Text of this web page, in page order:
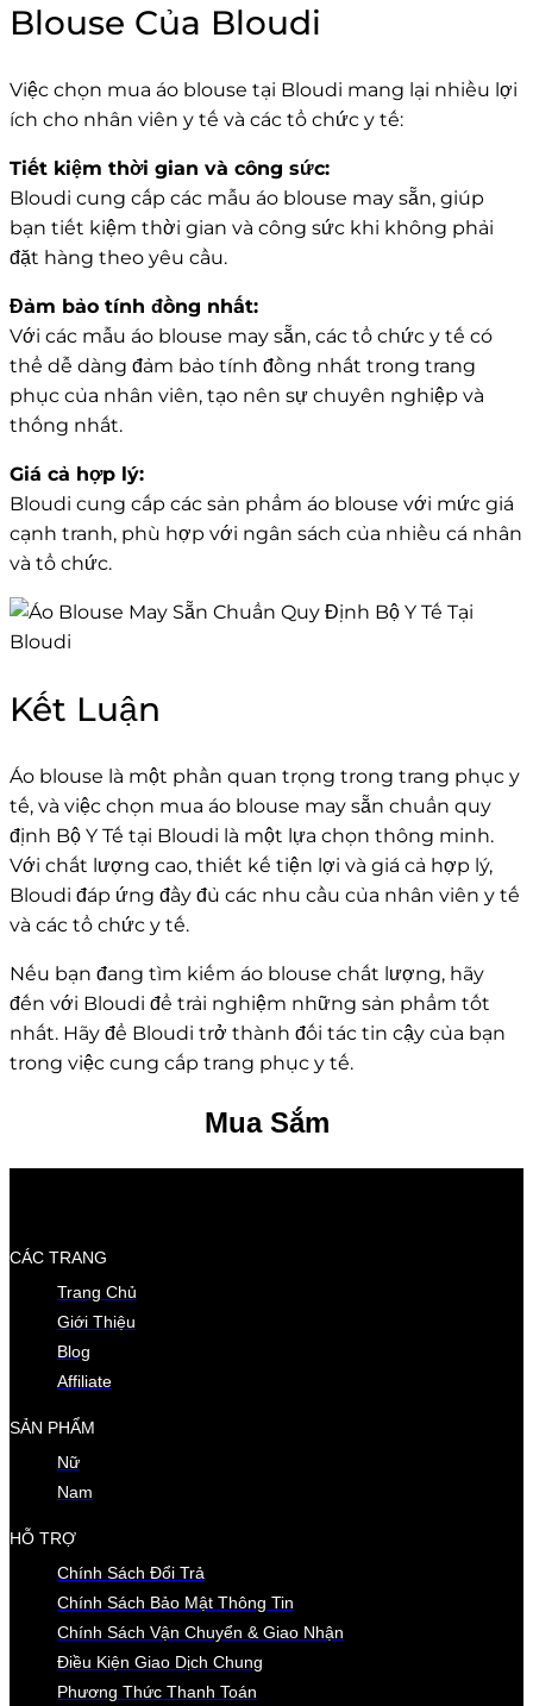
Blouse Của Bloudi
Việc chọn mua áo blouse tại Bloudi mang lại nhiều lợi
ích cho nhân viên y tế và các tổ chức y tế:
Tiết kiệm thời gian và công sức:
Bloudi cung cấp các mẫu áo blouse may sẵn, giúp
bạn tiết kiệm thời gian và công sức khi không phải
đặt hàng theo yêu cầu.
Đảm bảo tính đồng nhất:
Với các mẫu áo blouse may sẵn, các tổ chức y tế có
thể dễ dàng đảm bảo tính đồng nhất trong trang
phục của nhân viên, tạo nên sự chuyên nghiệp và
thống nhất.
Giá cả hợp lý:
Bloudi cung cấp các sản phẩm áo blouse với mức giá
cạnh tranh, phù hợp với ngân sách của nhiều cá nhân
và tổ chức.
Kết Luận
Áo blouse là một phần quan trọng trong trang phục y
tế, và việc chọn mua áo blouse may sẵn chuẩn quy
định Bộ Y Tế tại Bloudi là một lựa chọn thông minh.
Với chất lượng cao, thiết kế tiện lợi và giá cả hợp lý,
Bloudi đáp ứng đầy đủ các nhu cầu của nhân viên y tế
và các tổ chức y tế.
Nếu bạn đang tìm kiếm áo blouse chất lượng, hãy
đến với Bloudi để trải nghiệm những sản phẩm tốt
nhất. Hãy để Bloudi trở thành đối tác tin cậy của bạn
trong việc cung cấp trang phục y tế.
Mua Sắm
CÁC TRANG
Trang Chủ
Giới Thiệu
Blog
Affiliate
SẢN PHẨM
Nữ
Nam
HỖ TRỢ
Chính Sách Đổi Trả
Chính Sách Bảo Mật Thông Tin
Chính Sách Vận Chuyển & Giao Nhận
Điều Kiện Giao Dịch Chung
Phương Thức Thanh Toán